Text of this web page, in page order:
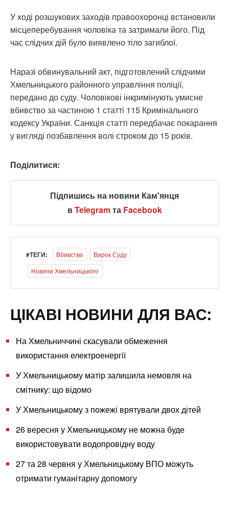
У ході розшукових заходів правоохоронці встановили
місцеперебування чоловіка та затримали його. Під
час слідчих дій було виявлено тіло загиблої.
Наразі обвинувальний акт, підготовлений слідчими
Хмельницького районного управління поліції,
передано до суду. Чоловікові інкримінують умисне
вбивство за частиною 1 статті 115 Кримінального
кодексу України. Санкція статті передбачає покарання
у вигляді позбавлення волі строком до 15 років.
Поділитися:
Підпишись на новини Кам'янця
вTelegramта Facebook
#ТЕГИ: Вбивство
Вирок Суду
Новини Хмельницького
ЦІКАВІ НОВИНИ ДЛЯ ВАС:
На Хмельниччині скасували обмеження
використання електроенергії
У Хмельницькому матір залишила немовля на
смітнику: що відомо
У Хмельницькому з пожежі врятували двох дітей
26 вересня у Хмельницькому не можна буде
використовувати водопровідну воду
27 та 28 червня у Хмельницькому ВПО можуть
отримати гуманітарну допомогу